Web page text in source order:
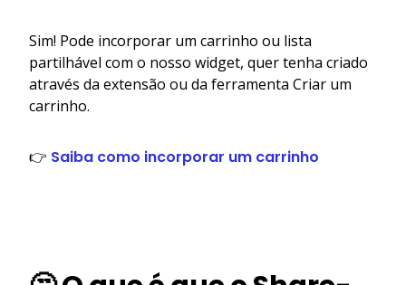
Sim! Pode incorporar um carrinho ou lista
partilhável com o nosso widget, quer tenha criado
através da extensão ou da ferramenta Criar um
carrinho.
👉 Saiba como incorporar um carrinho